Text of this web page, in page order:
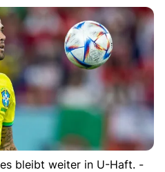
bleibt weiter in U-Haft. -